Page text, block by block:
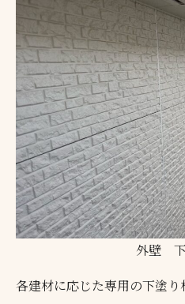
外壁
各建材に応じた専用の下塗り